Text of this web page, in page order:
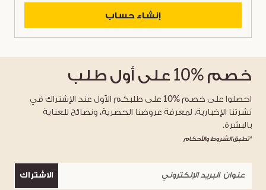
إنشاء حساب
خصم %10 على أول طلب
احصلوا على خصم %10 على طلبكم الأول عند الإشتراك في
نشرتنا الإخبارية، لمعرفة عروضنا الحصرية، ونصائح للعناية
بالبشرة.
*تطبق الشروط والأحكام
الاشتراك